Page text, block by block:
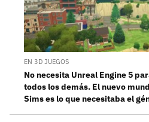
EN 3D JUEGOS
No necesita Unreal Engine 5
todos los demás. El nuevo
Sims es lo que necesitaba el